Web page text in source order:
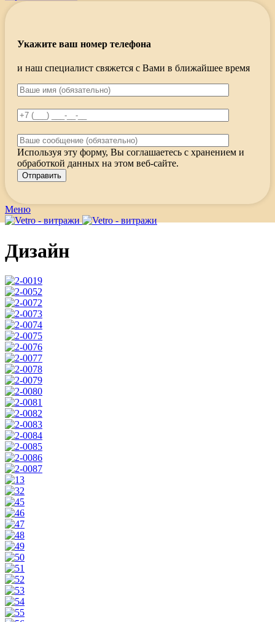
Укажите ваш номер телефона
и наш специалист свяжется с Вами в ближайшее время
Используя эту форму, Вы соглашаетесь с хранением и
обработкой данных на этом веб-сайте.
Меню
Дизайн